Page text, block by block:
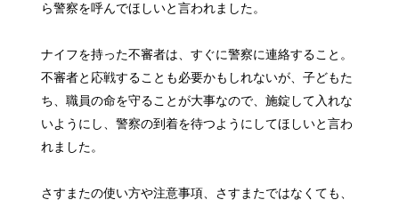
ら警察を呼んでほしいと言われました。
ナイフを持った不審者は、すぐに警察に連絡すること。
不審者と応戦することも必要かもしれないが、子どもた
ち、職員の命を守ることが大事なので、施錠して入れな
いようにし、警察の到着を待つようにしてほしいと言わ
れました。
さすまたの使い方や注意事項、さすまたではなくても、